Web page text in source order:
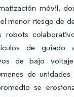
móvil,
menor riesgo de
robots
de guiado
de bajo
de
se